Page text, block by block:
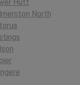
Hutt
North